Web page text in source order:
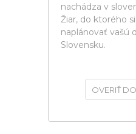
nachádza v
Žiar, do ktorého
naplánovať vašú
Slovensku.
OVERIŤ